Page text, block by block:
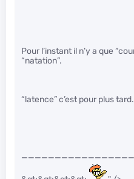
Pour l’instant il n’y a que
“natation”.
“latence” c’est pour plus tard.